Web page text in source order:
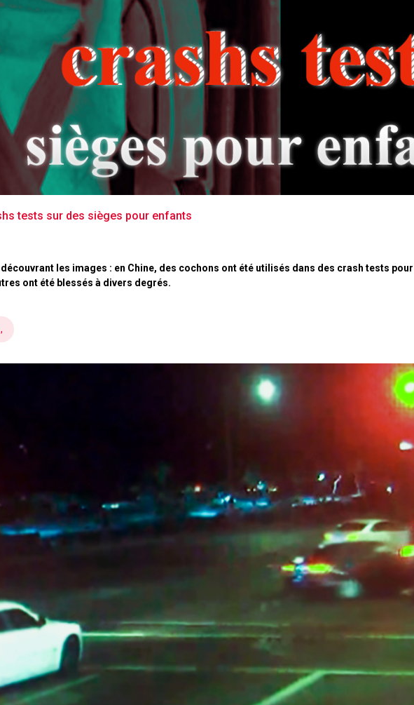
tests sur des sièges pour enfants
les images : en Chine, des cochons ont été utilisés dans des crash tests
ont été blessés à divers degrés.